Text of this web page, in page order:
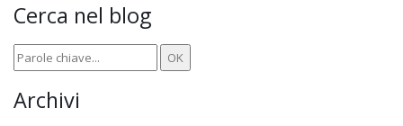
Cerca nel blog
Archivi